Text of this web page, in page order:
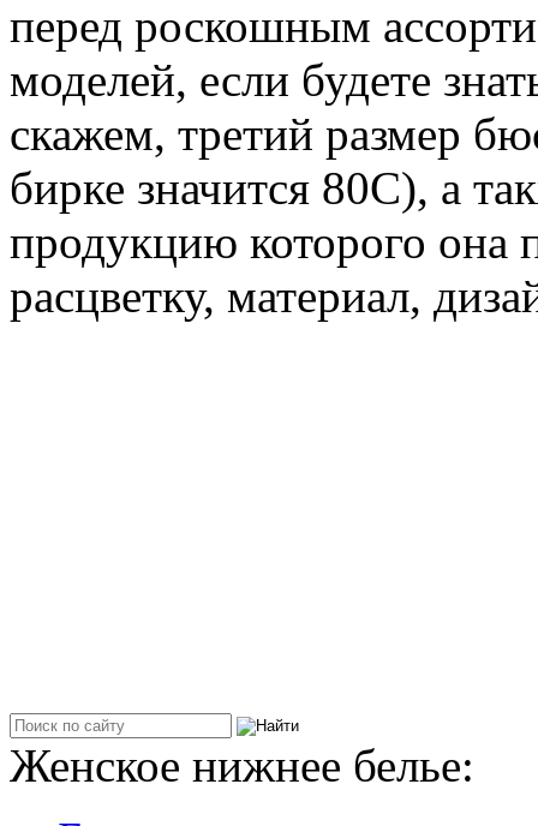
перед роскошным
моделей, если будете
скажем, третий размер
бирке значится 80С), а
продукцию которого она
расцветку, материал,
Женское нижнее белье: